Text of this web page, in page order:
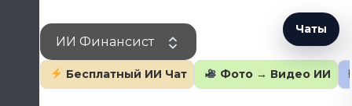
содержаниюИИ Финансист
Бесплатный ИИ Чат Фото → Видео ИИ
Чаты